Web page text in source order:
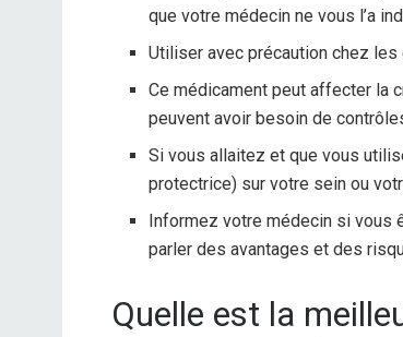
que votre médecin ne vous l’a
Utiliser avec précaution chez
Ce médicament peut affecter la
peuvent avoir besoin de
Si vous allaitez et que vous
protectrice) sur votre sein ou
Informez votre médecin si vous
parler des avantages et des
Quelle est la